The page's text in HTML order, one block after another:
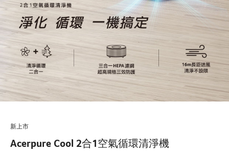
新上市
Acerpure Cool 2合1空氣循環清淨機